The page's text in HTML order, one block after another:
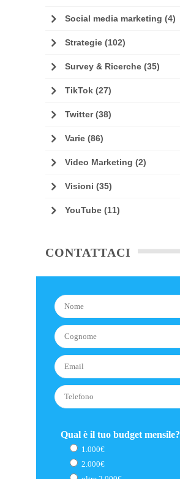
Social media marketing (4)
Strategie (102)
Survey & Ricerche (35)
TikTok (27)
Twitter(38)
Varie (86)
Video Marketing (2)
Visioni (35)
YouTube (11)
CONTATTACI
Qual è il tuo budget mensile?
1.000€
2.000€